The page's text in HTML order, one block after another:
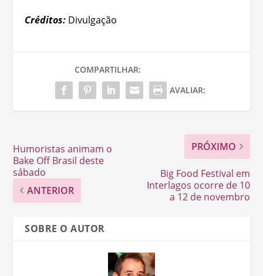
Créditos: Divulgação
COMPARTILHAR:
AVALIAR:
Humoristas animam o
Bake Off Brasil deste
sábado
ANTERIOR
PRÓXIMO
Big Food Festival em
Interlagos ocorre de 10
a 12 de novembro
SOBRE O AUTOR